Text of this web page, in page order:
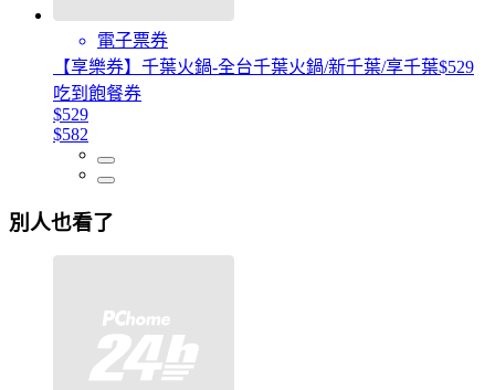
電子票券
【享樂券】千葉火鍋-全台千葉火鍋/新千葉/享千葉$529
吃到飽餐券
$529
$582
別人也看了